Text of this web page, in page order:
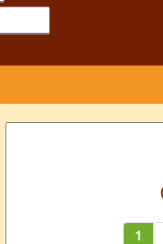
1